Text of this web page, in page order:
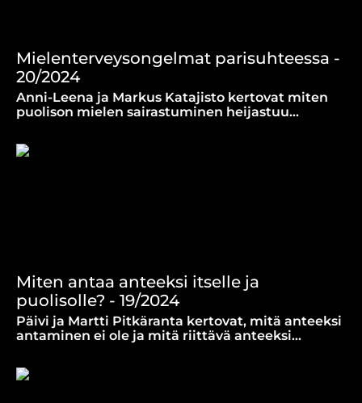
Mielenterveysongelmat parisuhteessa -
20/2024
Anni-Leena ja Markus Katajisto kertovat miten
puolison mielen sairastuminen heijastuu
elämään.
Miten antaa anteeksi itselle ja
puolisolle? - 19/2024
Päivi ja Martti Pitkäranta kertovat, mitä anteeksi
antaminen ei ole ja mitä riittävä anteeksi
parisuhteessa.